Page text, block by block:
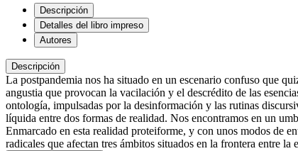
Descripción
Detalles del libro impreso
Autores
Descripción
La postpandemia nos ha situado en un escenario confuso que
angustia que provocan la vacilación y el descrédito de las
ontología, impulsadas por la desinformación y las rutinas
líquida entre dos formas de realidad. Nos encontramos en un
Enmarcado en esta realidad proteiforme, y con unos modos de
radicales que afectan tres ámbitos situados en la frontera entre